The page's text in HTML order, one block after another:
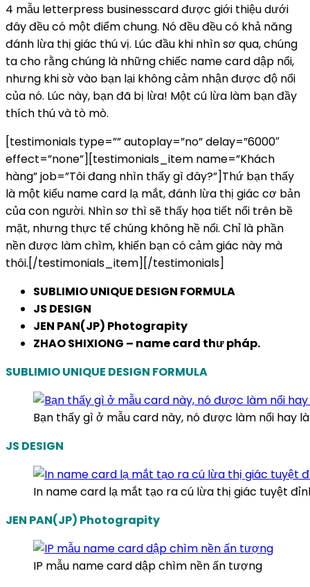
4 mẫu letterpress businesscard được giới thiệu dưới
đây đều có một điểm chung. Nó đều đều có khả năng
đánh lừa thị giác thú vị. Lúc đầu khi nhìn sơ qua, chúng
ta cho rằng chúng là những chiếc name card dập nổi,
nhưng khi sờ vào bạn lại không cảm nhận được độ nổi
của nó. Lúc này, bạn đã bị lừa! Một cú lừa làm bạn đầy
thích thú và tò mò.
[testimonials type=”” autoplay=”no” delay=”6000″
effect=”none”][testimonials_item name=”Khách
hàng” job=”Tôi đang nhìn thấy gì đây?”]Thứ bạn thấy
là một kiểu name card lạ mắt, đánh lừa thị giác cơ bản
của con người. Nhìn sơ thì sẽ thấy họa tiết nổi trên bề
mặt, nhưng thực tế chúng không hề nổi. Chỉ là phần
nền được làm chìm, khiến bạn có cảm giác này mà
thôi.[/testimonials_item][/testimonials]
SUBLIMIO UNIQUE DESIGN FORMULA
JS DESIGN
JEN PAN(JP) Photograpity
ZHAO SHIXIONG – name card thư pháp.
SUBLIMIO UNIQUE DESIGN FORMULA
Bạn thấy gì ở mẫu card này, nó được làm nổi hay
JS DESIGN
In name card lạ mắt tạo ra cú lừa thị giác tuyệt
JEN PAN(JP) Photograpity
IP mẫu name card dập chìm nền ấn tượng